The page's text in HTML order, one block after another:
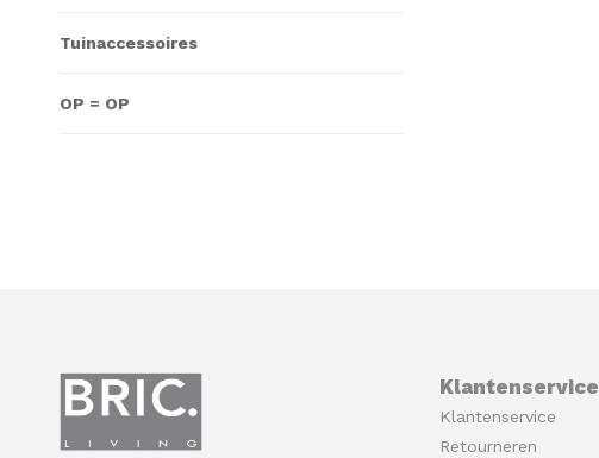
Tuinaccessoires
OP = OP
Klantenservice
Klantenservice
Retourneren